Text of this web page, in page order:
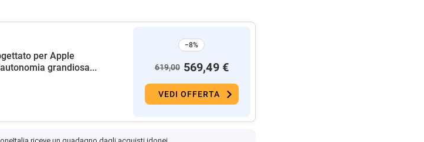
per Apple
grandiosa...
−8%
619,00 569,49 €
VEDI OFFERTA
riceve un guadagno dagli acquisti idonei.